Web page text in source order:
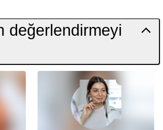
değerlendirmeyi